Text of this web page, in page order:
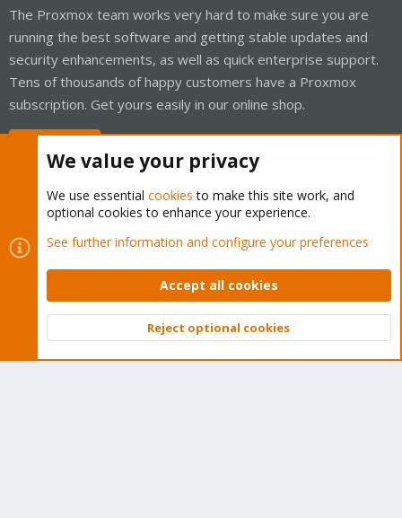
The Proxmox team works very hard to make sure you are
running the best software and getting stable updates and
security enhancements, as well as quick enterprise support.
Tens of thousands of happy customers have a Proxmox
subscription. Get yours easily in our online shop.
Cookies
Proxmox Support Forum - Light Mode
Contact us
Terms and rules Privacy policy Help Home
Community platform by XenForo © 2010-2026 XenForo Ltd.
Top
We value your privacy
We use essential cookies to make this site work, and
optional cookies to enhance your experience.
See further information and configure your preferences
Accept all cookies
Reject optional cookies